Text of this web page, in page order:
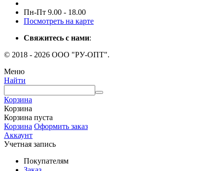
Пн-Пт 9.00 - 18.00
Посмотреть на карте
Свяжитесь с нами:
© 2018 - 2026 ООО "РУ-ОПТ".
Меню
Найти
Корзина
Корзина
Корзина пуста
Корзина Оформить заказ
Аккаунт
Учетная запись
Покупателям